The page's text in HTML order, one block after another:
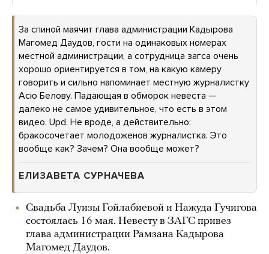
За спиной маячит глава администрации Кадырова
Магомед Даудов, гости на одинаковых номерах
местной администрации, а сотрудница загса очень
хорошо ориентируется в том, на какую камеру
говорить и сильно напоминает местную журналистку
Асю Белову. Падающая в обморок невеста —
далеко не самое удивительное, что есть в этом
видео. Upd. Не вроде, а действительно:
бракосочетает молодоженов журналистка. Это
вообще как? Зачем? Она вообще может?
ЕЛИЗАВЕТА СУРНАЧЕВА
Свадьба Луизы Гойлабиевой и Нажуда Гучигова
состоялась 16 мая. Невесту в ЗАГС привез
глава администрации Рамзана Кадырова
Магомед Даудов.